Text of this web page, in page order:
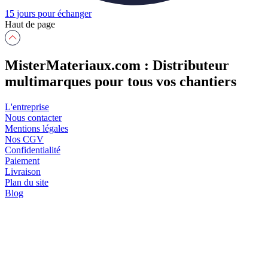
15 jours pour échanger
Haut de page
MisterMateriaux.com : Distributeur
multimarques pour tous vos chantiers
L'entreprise
Nous contacter
Mentions légales
Nos CGV
Confidentialité
Paiement
Livraison
Plan du site
Blog